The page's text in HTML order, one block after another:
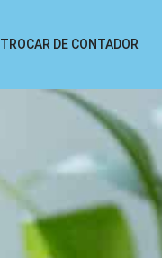
TROCAR DE CONTADOR